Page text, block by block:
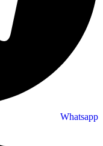
Whatsapp